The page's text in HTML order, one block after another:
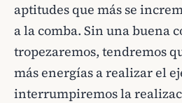
aptitudes que más se
a la comba. Sin una buena
tropezaremos, tendremos
más energías a realizar el
interrumpiremos la